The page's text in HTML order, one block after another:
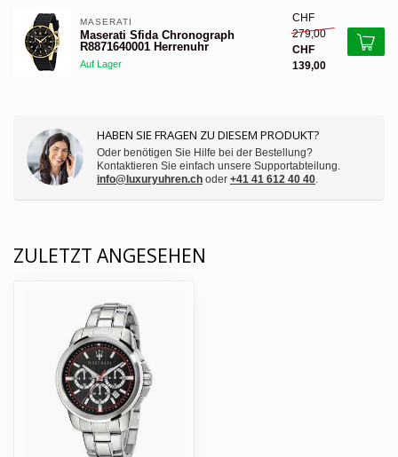
MASERATI
Maserati Sfida Chronograph
R8871640001 Herrenuhr
Auf Lager
CHF
279,00
CHF
139,00
HABEN SIE FRAGEN ZU DIESEM PRODUKT?
Oder benötigen Sie Hilfe bei der Bestellung?
Kontaktieren Sie einfach unsere Supportabteilung.
info@luxuryuhren.ch oder +41 41 612 40 40
ZULETZT ANGESEHEN